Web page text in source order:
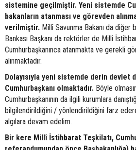
sistemine geçilmiştir. Yeni sistemde
bakanların atanması ve görevden
verilmiştir. Millî Savunma Bakanı da
Bankası Başkanı da rektörler de Millî
Cumhurbaşkanınca atanmakta ve gerekli
alınmaktadır.
Dolayısıyla yeni sistemde derin devlet
Cumhurbaşkanı olmaktadır. Böyle
Cumhurbaşkanının da ilgili kurumlara
bilgilendirildiğini / yönlendirildiğini farz
algılara devam edelim.
Bir kere Millî İstihbarat Teşkilatı,